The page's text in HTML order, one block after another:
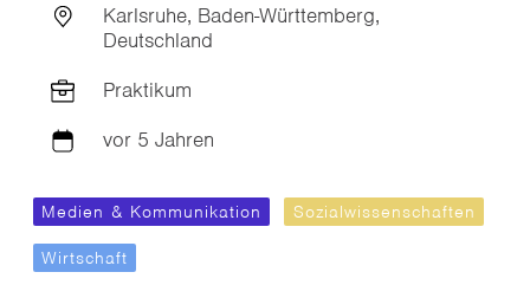
Karlsruhe, Baden-Württemberg,
Deutschland
Praktikum
vor 5 Jahren
Medien & Kommunikation Sozialwissenschaften
Wirtschaft